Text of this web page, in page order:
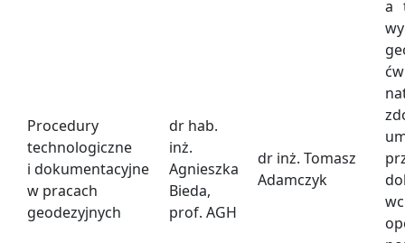
Procedury
technologiczne
i dokumentacyjne
w pracach
geodezyjnych
dr hab.
inż.
Agnieszka
Bieda,
prof. AGH
dr inż. Tomasz
Adamczyk
a